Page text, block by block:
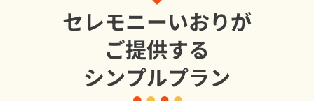
セレモニーいおりが
ご提供する
シンプルプラン